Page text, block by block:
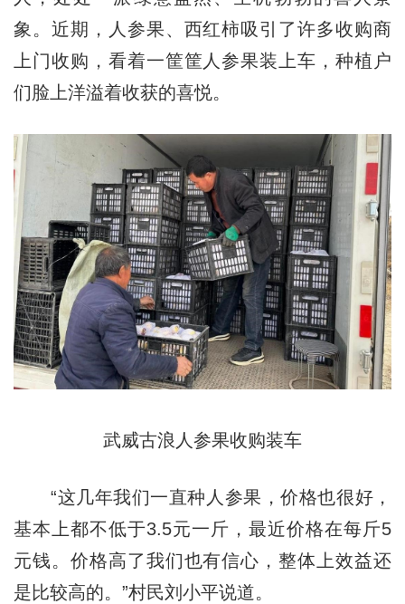
象。近期，人参果、西红柿吸引了许多收购商
上门收购，看着一筐筐人参果装上车，种植户
们脸上洋溢着收获的喜悦。
武威古浪人参果收购装车
“这几年我们一直种人参果，价格也很好，
基本上都不低于3.5元一斤，最近价格在每斤5
元钱。价格高了我们也有信心，整体上效益还
是比较高的。”村民刘小平说道。